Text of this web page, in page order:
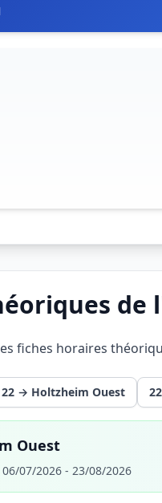
de
fiches horaires
22 → Holtzheim Ouest
Ouest
07/2026 - 23/08/2026